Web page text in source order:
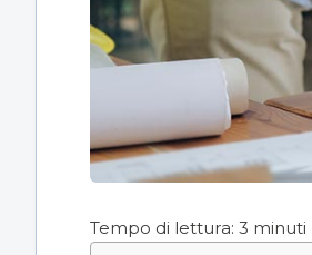
Tempo di lettura: 3 minuti